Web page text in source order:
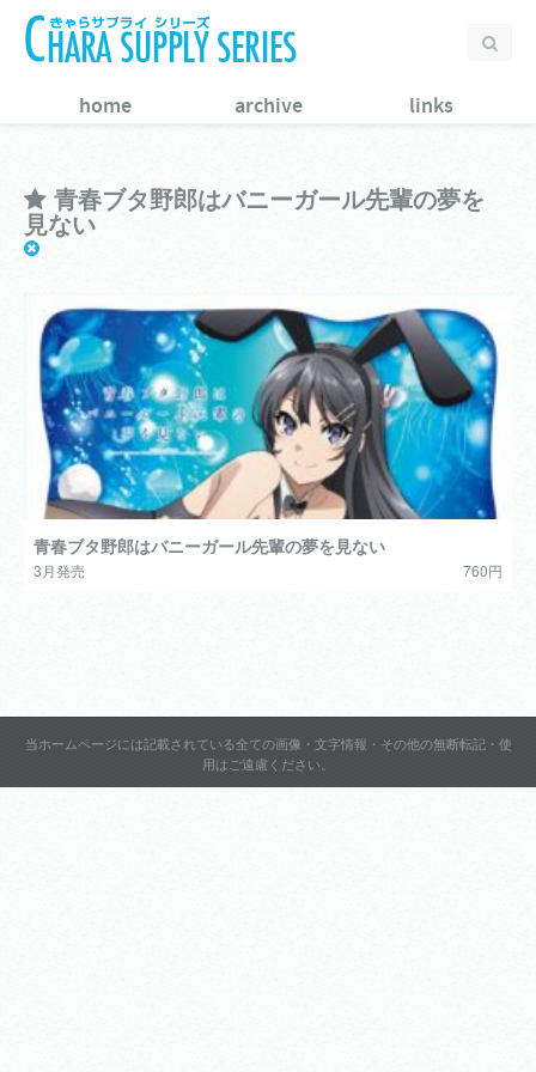
home archive links
青春ブタ野郎はバニーガール先輩の夢を
見ない
青春ブタ野郎はバニーガール先輩の夢を見ない
3月発売 760円
当ホームページには記載されている全ての画像・文字情報・その他の無断転記・使
用はご遠慮ください。